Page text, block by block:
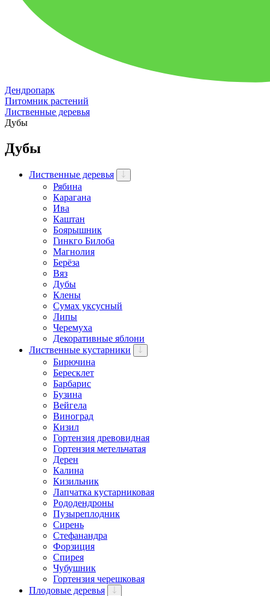
Дендропарк
Питомник растений
Лиственные деревья
Дубы
Дубы
Лиственные деревья
Рябина
Карагана
Ива
Каштан
Боярышник
Гинкго Билоба
Магнолия
Берёза
Вяз
Дубы
Клены
Сумах уксусный
Липы
Черемуха
Декоративные яблони
Лиственные кустарники
Бирючина
Бересклет
Барбарис
Бузина
Вейгела
Виноград
Кизил
Гортензия древовидная
Гортензия метельчатая
Дерен
Калина
Кизильник
Лапчатка кустарниковая
Рододендроны
Пузыреплодник
Сирень
Стефанандра
Форзиция
Спирея
Чубушник
Гортензия черешковая
Плодовые деревья